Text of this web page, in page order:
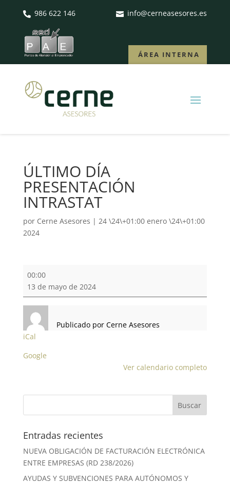
 986 622 146  info@cerneasesores.es
ÁREA INTERNA
ÚLTIMO DÍA
PRESENTACIÓN
INTRASTAT
por Cerne Asesores | 24 \24\+01:00 enero \24\+01:00
2024
ÚLTIMO
DÍA
PRESENTACIÓN
INTRASTAT
00:00
13 de mayo de 2024
Publicado por Cerne Asesores
iCal
Google
Ver calendario completo
Entradas recientes
NUEVA OBLIGACIÓN DE FACTURACIÓN ELECTRÓNICA
ENTRE EMPRESAS (RD 238/2026)
AYUDAS Y SUBVENCIONES PARA AUTÓNOMOS Y